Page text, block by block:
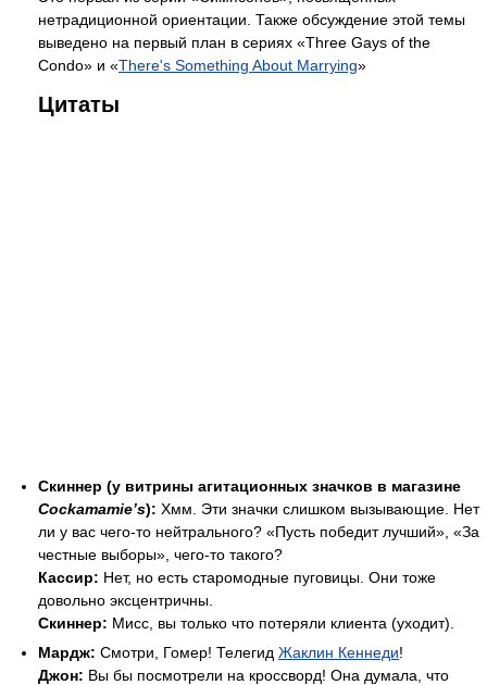
нетрадиционной ориентации. Также обсуждение этой темы
выведено на первый план в сериях «Three Gays of the
Condo» и «There's Something About Marrying»
Цитаты
Скиннер (у витрины агитационных значков в магазине
Cockamamie’s): Хмм. Эти значки слишком вызывающие. Нет
ли у вас чего-то нейтрального? «Пусть победит лучший», «За
честные выборы», чего-то такого?
Кассир: Нет, но есть старомодные пуговицы. Они тоже
довольно эксцентричны.
Скиннер: Мисс, вы только что потеряли клиента (уходит).
Мардж: Смотри, Гомер! Телегид Жаклин Кеннеди!
Джон: Вы бы посмотрели на кроссворд! Она думала, что